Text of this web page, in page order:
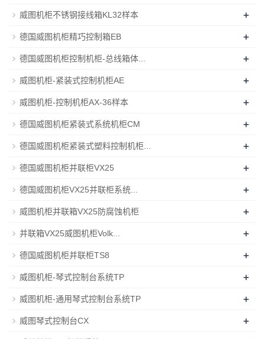
威图机柜不锈钢接线箱KL32样本 +
德国威图机柜精巧控制箱EB +
德国威图机柜控制机柜-总线箱体... +
威图机柜-紧装式控制机柜AE +
威图机柜-控制机柜AX-36样本 +
德国威图机柜紧装式系统机柜CM +
德国威图机柜紧装式塑料控制机柜... +
德国威图机柜并联柜VX25 +
德国威图机柜VX25并联柜系统... +
威图机柜并联箱VX25防腐蚀机柜 +
并联箱VX25威图机柜Volk... +
德国威图机柜并联柜TS8 +
威图机柜-琴式控制台系统TP +
威图机柜-通用琴式控制台系统TP +
威图琴式控制台CX +